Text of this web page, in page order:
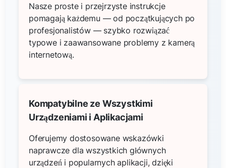
Nasze proste i przejrzyste instrukcje
pomagają każdemu — od początkujących po
profesjonalistów — szybko rozwiązać
typowe i zaawansowane problemy z kamerą
internetową.
Kompatybilne ze Wszystkimi
Urządzeniami i Aplikacjami
Oferujemy dostosowane wskazówki
naprawcze dla wszystkich głównych
urządzeń i popularnych aplikacji, dzięki